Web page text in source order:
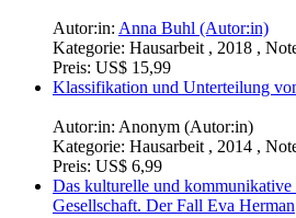
Autor:in: Anna Buhl (Autor:in)
Kategorie: Hausarbeit , 2018 ,
Preis: US$ 15,99
Klassifikation und Unterteilung
Autor:in: Anonym (Autor:in)
Kategorie: Hausarbeit , 2014 ,
Preis: US$ 6,99
Das kulturelle und kommunikative
Gesellschaft. Der Fall Eva Herman